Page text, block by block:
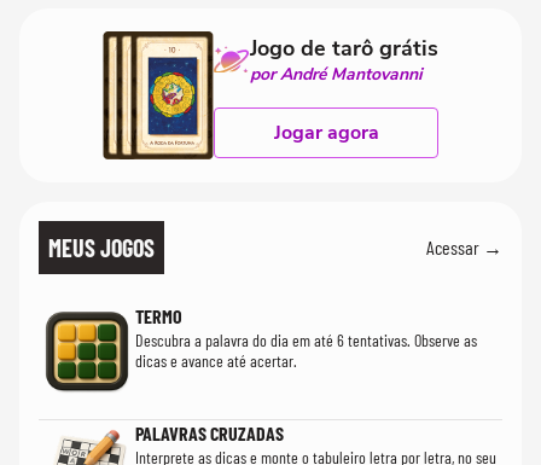
Jogo de tarô grátis
por André Mantovanni
Jogar agora
MEUS JOGOS Acessar →
TERMO
Descubra a palavra do dia em até 6 tentativas. Observe as
dicas e avance até acertar.
PALAVRAS CRUZADAS
Interprete as dicas e monte o tabuleiro letra por letra, no seu